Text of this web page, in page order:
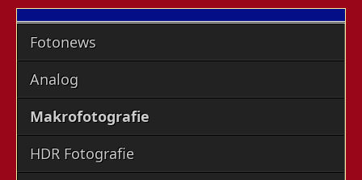
Fotonews
Analog
Makrofotografie
HDR Fotografie